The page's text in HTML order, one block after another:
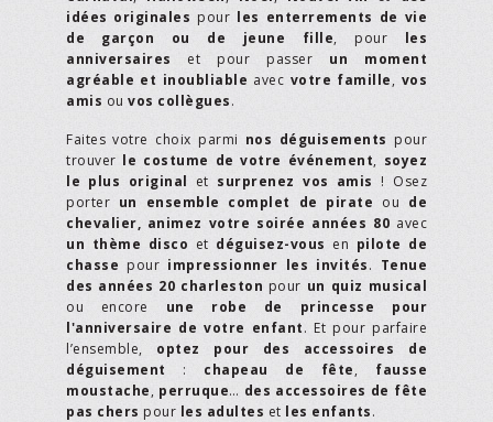
idées originales pour les enterrements de vie
de garçon ou de jeune fille, pour les
anniversaires et pour passer un moment
agréable et inoubliable avec votre famille, vos
amis ou vos collègues.
Faites votre choix parmi nos déguisements pour
trouver le costume de votre événement, soyez
le plus original et surprenez vos amis ! Osez
porter un ensemble complet de pirate ou de
chevalier, animez votre soirée années 80 avec
un thème disco et déguisez-vous en pilote de
chasse pour impressionner les invités. Tenue
des années 20 charleston pour un quiz musical
ou encore une robe de princesse pour
l'anniversaire de votre enfant. Et pour parfaire
l’ensemble, optez pour des accessoires de
déguisement : chapeau de fête, fausse
moustache, perruque… des accessoires de fête
pas chers pour les adultes et les enfants.